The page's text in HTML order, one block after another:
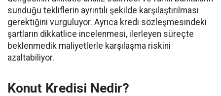
sunduğu tekliflerin ayrıntılı şekilde karşılaştırılması
gerektiğini vurguluyor. Ayrıca kredi sözleşmesindeki
şartların dikkatlice incelenmesi, ilerleyen süreçte
beklenmedik maliyetlerle karşılaşma riskini
azaltabiliyor.
Konut Kredisi Nedir?